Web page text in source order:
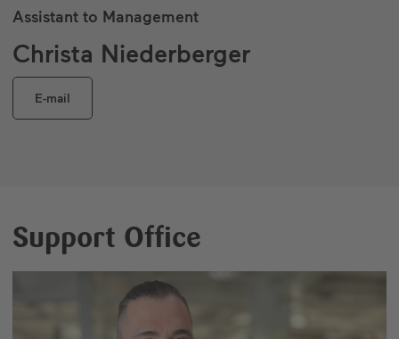
Assistant to Management
Christa Niederberger
E-mail
Support Office